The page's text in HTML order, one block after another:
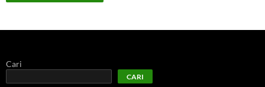
Cari
CARI